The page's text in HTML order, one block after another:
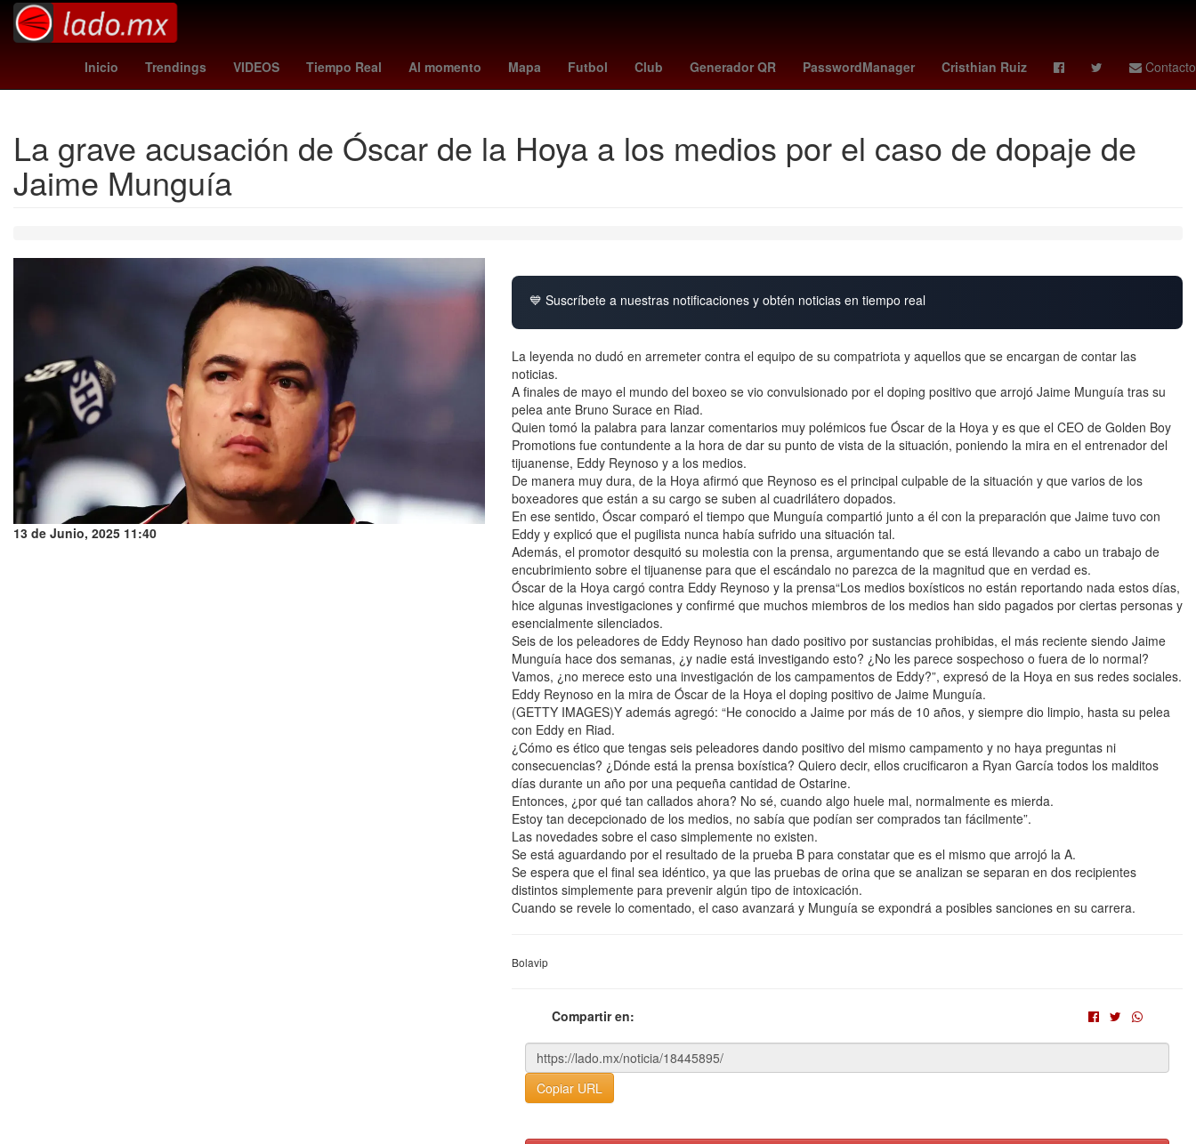
Inicio Trendings VIDEOS Tiempo Real Al momento Mapa Futbol Club Generador QR PasswordManager Cristhian Ruiz Contacto
Jorge Messi sparta vs groningen Ramadán yankees - braves Juegos Centroamericanos y del Caribe Detroit Pistons Star Wars Cartagena de Indias Venezolanos América
La grave acusación de Óscar de la Hoya a los medios por el caso de dopaje de
Jaime Munguía
13 de Junio, 2025 11:40
💙 Suscríbete a nuestras notificaciones y obtén noticias en tiempo real
La leyenda no dudó en arremeter contra el equipo de su compatriota y aquellos que se encargan de contar las
noticias.
A finales de mayo el mundo del boxeo se vio convulsionado por el doping positivo que arrojó Jaime Munguía tras su
pelea ante Bruno Surace en Riad.
Quien tomó la palabra para lanzar comentarios muy polémicos fue Óscar de la Hoya y es que el CEO de Golden Boy
Promotions fue contundente a la hora de dar su punto de vista de la situación, poniendo la mira en el entrenador del
tijuanense, Eddy Reynoso y a los medios.
De manera muy dura, de la Hoya afirmó que Reynoso es el principal culpable de la situación y que varios de los
boxeadores que están a su cargo se suben al cuadrilátero dopados.
En ese sentido, Óscar comparó el tiempo que Munguía compartió junto a él con la preparación que Jaime tuvo con
Eddy y explicó que el pugilista nunca había sufrido una situación tal.
Además, el promotor desquitó su molestia con la prensa, argumentando que se está llevando a cabo un trabajo de
encubrimiento sobre el tijuanense para que el escándalo no parezca de la magnitud que en verdad es.
Óscar de la Hoya cargó contra Eddy Reynoso y la prensa“Los medios boxísticos no están reportando nada estos días,
hice algunas investigaciones y confirmé que muchos miembros de los medios han sido pagados por ciertas personas y
esencialmente silenciados.
Seis de los peleadores de Eddy Reynoso han dado positivo por sustancias prohibidas, el más reciente siendo Jaime
Munguía hace dos semanas, ¿y nadie está investigando esto? ¿No les parece sospechoso o fuera de lo normal?
Vamos, ¿no merece esto una investigación de los campamentos de Eddy?”, expresó de la Hoya en sus redes sociales.
Eddy Reynoso en la mira de Óscar de la Hoya el doping positivo de Jaime Munguía.
(GETTY IMAGES)Y además agregó: “He conocido a Jaime por más de 10 años, y siempre dio limpio, hasta su pelea
con Eddy en Riad.
¿Cómo es ético que tengas seis peleadores dando positivo del mismo campamento y no haya preguntas ni
consecuencias? ¿Dónde está la prensa boxística? Quiero decir, ellos crucificaron a Ryan García todos los malditos
días durante un año por una pequeña cantidad de Ostarine.
Entonces, ¿por qué tan callados ahora? No sé, cuando algo huele mal, normalmente es mierda.
Estoy tan decepcionado de los medios, no sabía que podían ser comprados tan fácilmente”.
Las novedades sobre el caso simplemente no existen.
Se está aguardando por el resultado de la prueba B para constatar que es el mismo que arrojó la A.
Se espera que el final sea idéntico, ya que las pruebas de orina que se analizan se separan en dos recipientes
distintos simplemente para prevenir algún tipo de intoxicación.
Cuando se revele lo comentado, el caso avanzará y Munguía se expondrá a posibles sanciones en su carrera.
Bolavip
Compartir en:
Copiar URL